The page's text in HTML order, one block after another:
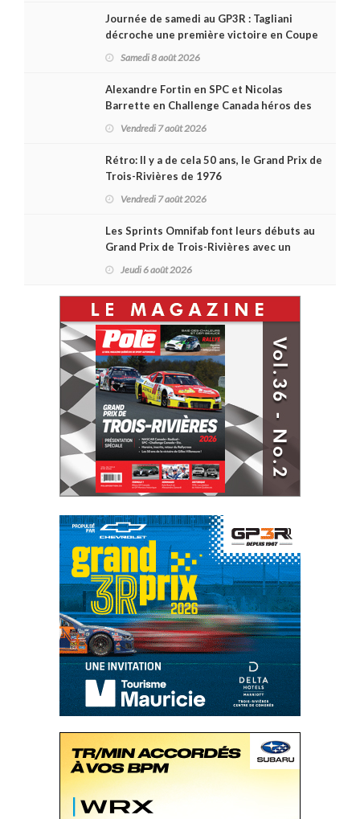
Journée de samedi au GP3R : Tagliani
décroche une première victoire en Coupe
Radical; des courses très disputées dans
Samedi 8 août 2026
Alexandre Fortin en SPC et Nicolas
Barrette en Challenge Canada héros des
premières courses du week-end au GP3R
Vendredi 7 août 2026
Rétro: Il y a de cela 50 ans, le Grand Prix de
Trois-Rivières de 1976
Vendredi 7 août 2026
Les Sprints Omnifab font leurs débuts au
Grand Prix de Trois-Rivières avec un
format inspiré de Daytona
Jeudi 6 août 2026